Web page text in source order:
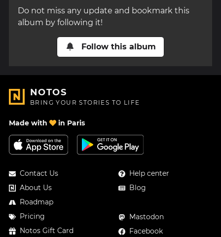
Do not miss any update and bookmark this
album by following it!
Follow this album
NOTOS
BRING YOUR STORIES TO LIFE
Made with in Paris
Contact Us
About Us
Roadmap
Pricing
Notos Gift Card
Help center
Blog
Mastodon
Facebook